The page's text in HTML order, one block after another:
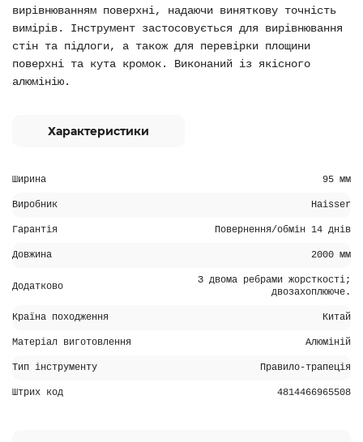
вирівнюванням поверхні, надаючи виняткову точність
вимірів. Інструмент застосовується для вирівнювання
стін та підлоги, а також для перевірки площини
поверхні та кута кромок. Виконаний із якісного
алюмінію.
Характеристики
Ширина 95 мм
Виробник Haisser
Гарантія Повернення/обмін 14 днів
Довжина 2000 мм
Додатково
З двома ребрами жорсткості;
двозахоплююче.
Країна походження Китай
Матеріал виготовлення Алюміній
Тип інструменту Правило-трапеція
Штрих код 4814466965508